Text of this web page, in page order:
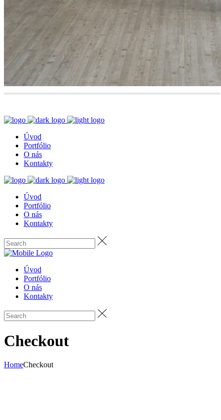
Úvod
Portfólio
O nás
Kontakty
Úvod
Portfólio
O nás
Kontakty
Úvod
Portfólio
O nás
Kontakty
Checkout
HomeCheckout